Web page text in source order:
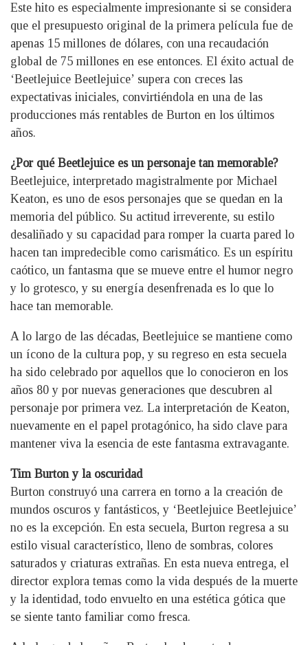
Este hito es especialmente impresionante si se considera
que el presupuesto original de la primera película fue de
apenas 15 millones de dólares, con una recaudación
global de 75 millones en ese entonces. El éxito actual de
‘Beetlejuice Beetlejuice’ supera con creces las
expectativas iniciales, convirtiéndola en una de las
producciones más rentables de Burton en los últimos
años.
¿Por qué Beetlejuice es un personaje tan memorable?
Beetlejuice, interpretado magistralmente por Michael
Keaton, es uno de esos personajes que se quedan en la
memoria del público. Su actitud irreverente, su estilo
desaliñado y su capacidad para romper la cuarta pared lo
hacen tan impredecible como carismático. Es un espíritu
caótico, un fantasma que se mueve entre el humor negro
y lo grotesco, y su energía desenfrenada es lo que lo
hace tan memorable.
A lo largo de las décadas, Beetlejuice se mantiene como
un ícono de la cultura pop, y su regreso en esta secuela
ha sido celebrado por aquellos que lo conocieron en los
años 80 y por nuevas generaciones que descubren al
personaje por primera vez. La interpretación de Keaton,
nuevamente en el papel protagónico, ha sido clave para
mantener viva la esencia de este fantasma extravagante.
Tim Burton y la oscuridad
Burton construyó una carrera en torno a la creación de
mundos oscuros y fantásticos, y ‘Beetlejuice Beetlejuice’
no es la excepción. En esta secuela, Burton regresa a su
estilo visual característico, lleno de sombras, colores
saturados y criaturas extrañas. En esta nueva entrega, el
director explora temas como la vida después de la muerte
y la identidad, todo envuelto en una estética gótica que
se siente tanto familiar como fresca.